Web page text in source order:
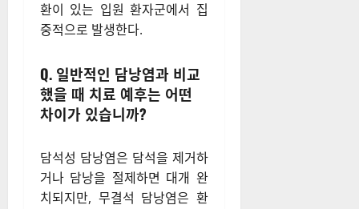
환이 있는 입원 환자군에서 집
중적으로 발생한다.
Q. 일반적인 담낭염과 비교
했을 때 치료 예후는 어떤
차이가 있습니까?
담석성 담낭염은 담석을 제거하
거나 담낭을 절제하면 대개 완
치되지만, 무결석 담낭염은 환